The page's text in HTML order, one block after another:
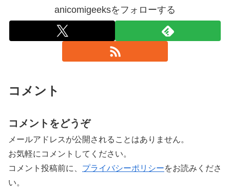
anicomigeeksをフォローする
コメント
コメントをどうぞ
メールアドレスが公開されることはありません。
お気軽にコメントしてください。
コメント投稿前に、 プライバシーポリシーをお読みくださ
い。